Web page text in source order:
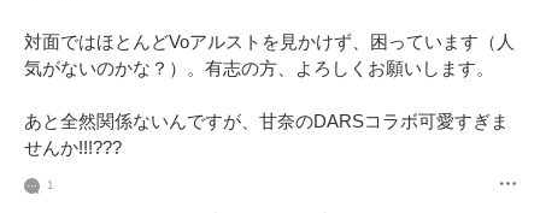
対面ではほとんどVoアルストを見かけず、困っています（人
気がないのかな？）。有志の方、よろしくお願いします。
あと全然関係ないんですが、甘奈のDARSコラボ可愛すぎま
せんか!!!???
1